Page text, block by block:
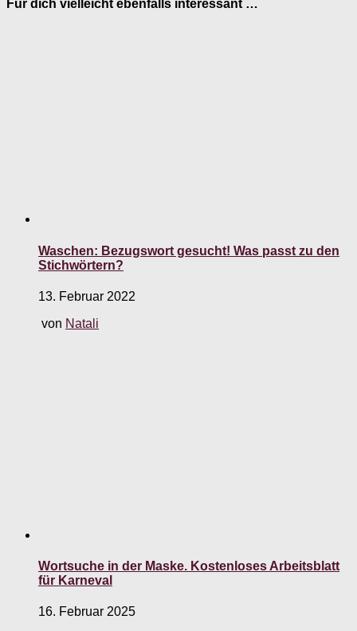
Für dich vielleicht ebenfalls interessant …
Waschen: Bezugswort gesucht! Was passt zu den
Stichwörtern?
13. Februar 2022
von Natali
Wortsuche in der Maske. Kostenloses Arbeitsblatt
für Karneval
16. Februar 2025